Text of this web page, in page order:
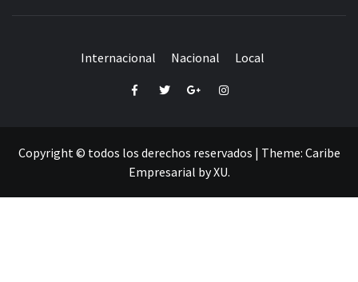
Internacional Nacional Local
FacebookTwitterGoogle+Instagram
Copyright © todos los derechos reservados | Theme: Caribe
Empresarial byXU.